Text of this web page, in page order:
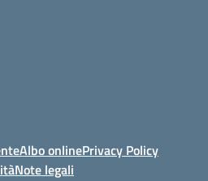
Albo onlinePrivacy Policy
Note legali